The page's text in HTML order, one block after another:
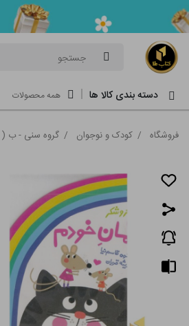
جستجو
دسته بندی کالا ها همه محصولات
فروشگاه / کودک و نوجوان / گروه سنی - ب ( 7 تا 9 سال )